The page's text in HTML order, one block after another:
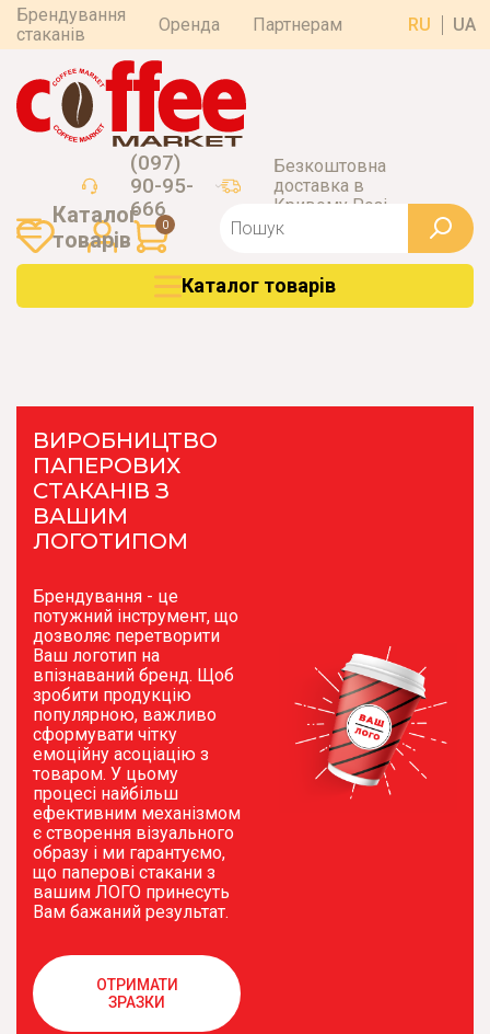
Брендування
стаканів
Оренда Партнерам RU UA
(097)
90-95-
666
Безкоштовна
доставка в
Кривому Розі
0
Каталог
товарiв
Каталог товарiв
ВИРОБНИЦТВО
ПАПЕРОВИХ
СТАКАНІВ З
ВАШИМ
ЛОГОТИПОМ
Брендування - це
потужний інструмент, що
дозволяє перетворити
Ваш логотип на
впізнаваний бренд. Щоб
зробити продукцію
популярною, важливо
сформувати чітку
емоційну асоціацію з
товаром. У цьому
процесі найбільш
ефективним механізмом
є створення візуального
образу і ми гарантуємо,
що паперові стакани з
вашим ЛОГО принесуть
Вам бажаний результат.
ОТРИМАТИ
ЗРАЗКИ